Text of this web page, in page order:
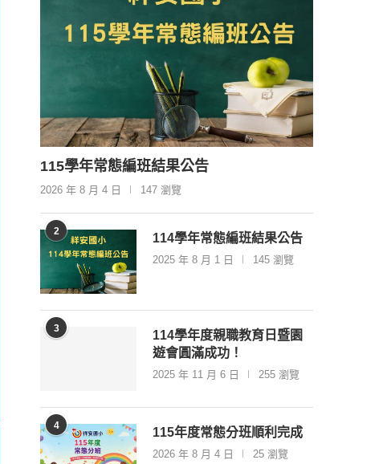
115學年常態編班結果公告
2026 年 8 月 4 日 147 瀏覽
2
114學年常態編班結果公告
2025 年 8 月 1 日 145 瀏覽
3
114學年度親職教育日暨園
遊會圓滿成功！
2025 年 11 月 6 日 255 瀏覽
4
115年度常態分班順利完成
2026 年 8 月 4 日 25 瀏覽